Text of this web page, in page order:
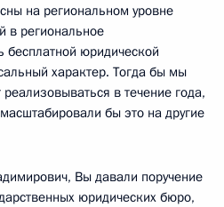
на региональном уровне
в региональное
бесплатной юридической
характер. Тогда бы мы
в течение года,
бы это на другие
Вы давали поручение
юридических бюро,